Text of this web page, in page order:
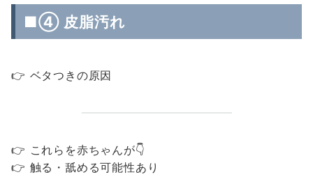
■④ 皮脂汚れ
👉 ベタつきの原因
👉 これらを赤ちゃんが👇
👉 触る・舐める可能性あり